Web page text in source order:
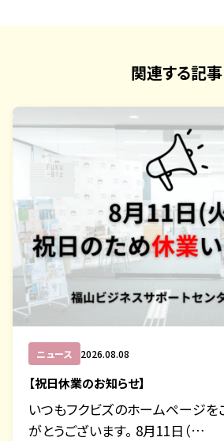
関連する記事
ニュース 2026.08.08
【祝日休業のお知らせ】
いつもフクビズのホームページを
がとうございます。 8月11日（…